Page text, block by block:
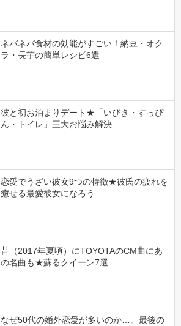
ネバネバ食材の効能がすごい！納豆・オク
ラ・長芋の簡単レシピ6選
彼と初お泊まりデート★「いびき・すっぴ
ん・トイレ」三大お悩み解決
恋愛でうざい彼女9つの特徴★彼氏の疲れを
癒せる最愛彼女になろう
昔（2017年夏頃）にTOYOTAのCM曲にあ
の名曲も★蘇るクイーン7選
なぜ50代の婚外恋愛が多いのか…。最後の